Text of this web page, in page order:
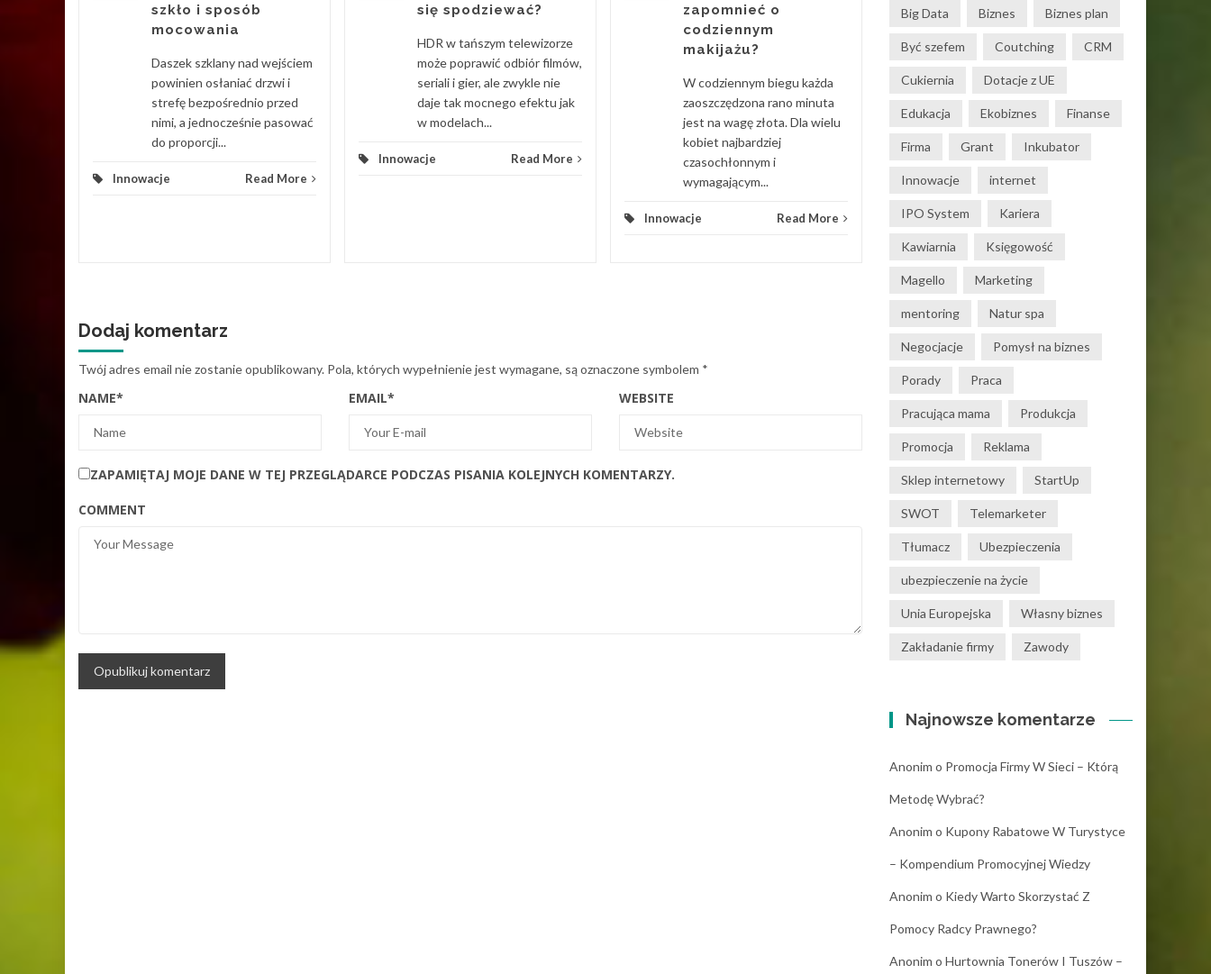
szkło i sposób
mocowania
Daszek szklany nad wejściem
powinien osłaniać drzwi i
strefę bezpośrednio przed
nimi, a jednocześnie pasować
do proporcji...
Innowacje Read More
się spodziewać?
HDR w tańszym telewizorze
może poprawić odbiór filmów,
seriali i gier, ale zwykle nie
daje tak mocnego efektu jak
w modelach...
Innowacje Read More
zapomnieć o
codziennym
makijażu?
W codziennym biegu każda
zaoszczędzona rano minuta
jest na wagę złota. Dla wielu
kobiet najbardziej
czasochłonnym i
wymagającym...
Innowacje Read More
pierwsza rozmowa z klientem.
Innowacje Read More
Dodaj komentarz
Twój adres email nie zostanie opublikowany. Pola, których wypełnienie jest wymagane, są oznaczone symbolem *
NAME* EMAIL* WEBSITE
ZAPAMIĘTAJ MOJE DANE W TEJ PRZEGLĄDARCE PODCZAS PISANIA KOLEJNYCH KOMENTARZY.
COMMENT
Big Data Biznes Biznes plan
Być szefem Coutching CRM
Cukiernia Dotacje z UE
Edukacja Ekobiznes Finanse
Firma Grant Inkubator
Innowacje internet
IPO System Kariera
Kawiarnia Księgowość
Magello Marketing
mentoring Natur spa
Negocjacje Pomysł na biznes
Porady Praca
Pracująca mama Produkcja
Promocja Reklama
Sklep internetowy StartUp
SWOT Telemarketer
Tłumacz Ubezpieczenia
ubezpieczenie na życie
Unia Europejska Własny biznes
Zakładanie firmy Zawody
Najnowsze komentarze
Anonim o Promocja Firmy W Sieci – Którą
Metodę Wybrać?
Anonim o Kupony Rabatowe W Turystyce
– Kompendium Promocyjnej Wiedzy
Anonim o Kiedy Warto Skorzystać Z
Pomocy Radcy Prawnego?
Anonim o Hurtownia Tonerów I Tuszów –